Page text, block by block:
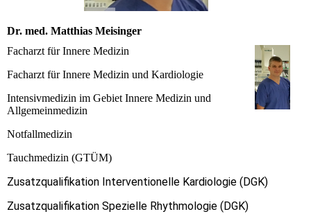
Dr. med. Matthias Meisinger
Facharzt für Innere Medizin
Facharzt für Innere Medizin und Kardiologie
Intensivmedizin im Gebiet Innere Medizin und
Allgemeinmedizin
Notfallmedizin
Tauchmedizin (GTÜM)
Zusatzqualifikation Interventionelle Kardiologie (DGK)
Zusatzqualifikation Spezielle Rhythmologie (DGK)